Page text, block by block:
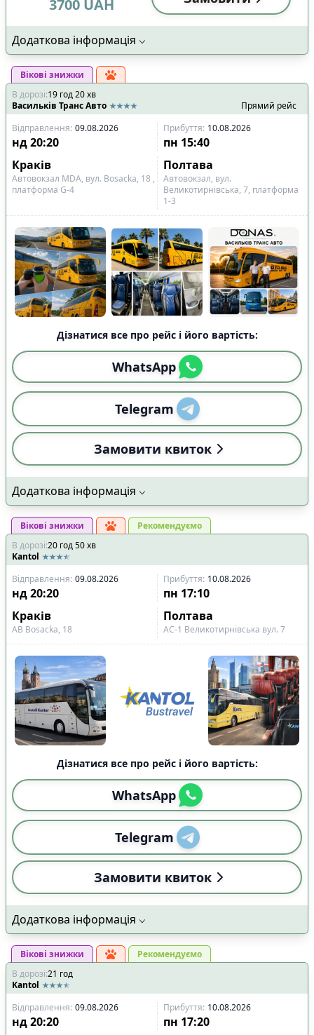
3700 UAH
Додаткова інформація
Вікові знижки
В дорозі:19 год20хв
Васильків Транс Авто
Прямий рейс
Відправлення: 09.08.2026 Прибуття: 10.08.2026
нд20:20 пн 15:40
Краків
Полтава
Автовокзал MDA, вул. Bosacka, 18 ,
платформа G-4
Автовокзал, вул.
Великотирнівська, 7, платформа
1-3
Дізнатися все про рейс і його вартість:
WhatsApp
Telegram
Замовити квиток
Додаткова інформація
Вікові знижки
Рекомендуємо
В дорозі:20 год50хв
Kantol
Відправлення: 09.08.2026 Прибуття: 10.08.2026
нд20:20 пн 17:10
Краків
Полтава
АВ Bosacka, 18 АС-1 Великотирнівська вул. 7
Дізнатися все про рейс і його вартість:
WhatsApp
Telegram
Замовити квиток
Додаткова інформація
Вікові знижки
Рекомендуємо
В дорозі:21 год
Kantol
Відправлення: 09.08.2026 Прибуття: 10.08.2026
нд20:20 пн 17:20